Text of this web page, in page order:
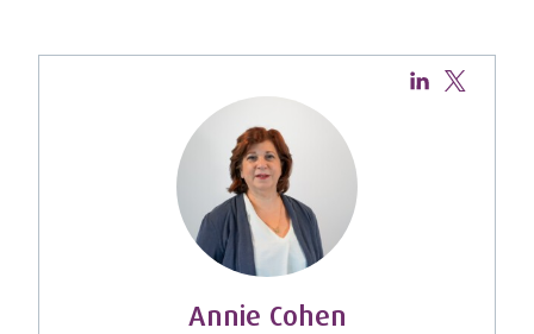
Annie Cohen